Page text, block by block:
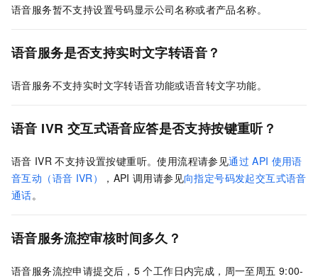
语音服务暂不支持设置号码显示公司名称或者产品名称。
语音服务是否支持实时文字转语音？
语音服务不支持实时文字转语音功能或语音转文字功能。
语音 IVR 交互式语音应答是否支持按键重听？
语音 IVR 不支持设置按键重听。使用流程请参见通过 API 使用语
音互动（语音 IVR） ，API 调用请参见向指定号码发起交互式语音
通话。
语音服务流控审核时间多久？
语音服务流控申请提交后，5 个工作日内完成，周一至周五 9:00-